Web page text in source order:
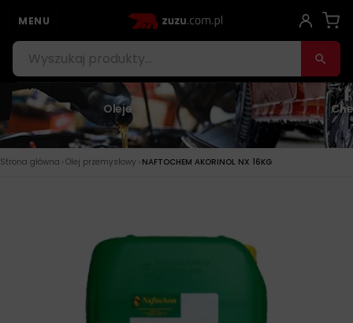
MENU
Oleje
Strona główna › Olej przemysłowy › NAFTOCHEM AKORINOL NX 16KG